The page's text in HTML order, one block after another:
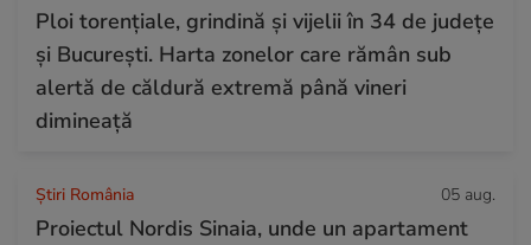
Ploi torențiale, grindină și vijelii în 34 de județe
și București. Harta zonelor care rămân sub
alertă de căldură extremă până vineri
dimineață
Știri România 05 aug.
Proiectul Nordis Sinaia, unde un apartament